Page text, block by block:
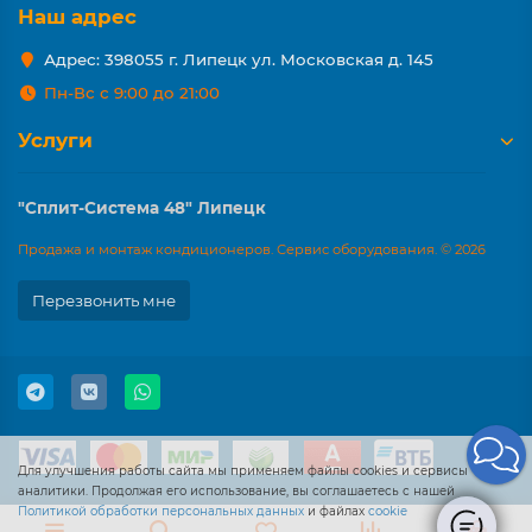
Для улучшения работы сайта мы применяем файлы cookies и сервисы
аналитики. Продолжая его использование, вы соглашаетесь с нашей
Политикой обработки персональных данных и файлах cookie
Наш адрес
Адрес: 398055 г. Липецк ул. Московская д. 145
Пн-Вс с 9:00 до 21:00
Услуги
"Сплит-Система 48" Липецк
Продажа и монтаж кондиционеров. Сервис оборудования. © 2026
Перезвонить мне